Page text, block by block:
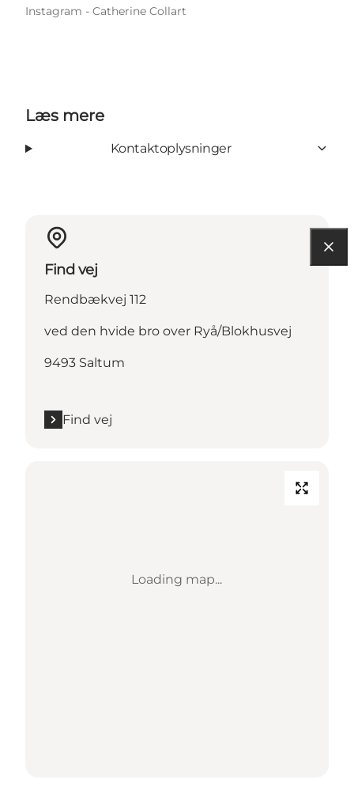
Instagram - Catherine Collart
Læs mere
Kontaktoplysninger
Find vej
Rendbækvej 112
ved den hvide bro over Ryå/Blokhusvej
9493 Saltum
Find vej
Loading map...